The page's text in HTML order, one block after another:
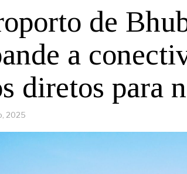
de
a
diretos para
2025